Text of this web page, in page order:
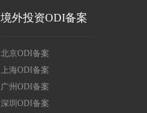
境外投资ODI备案
北京ODI备案
上海ODI备案
广州ODI备案
深圳ODI备案